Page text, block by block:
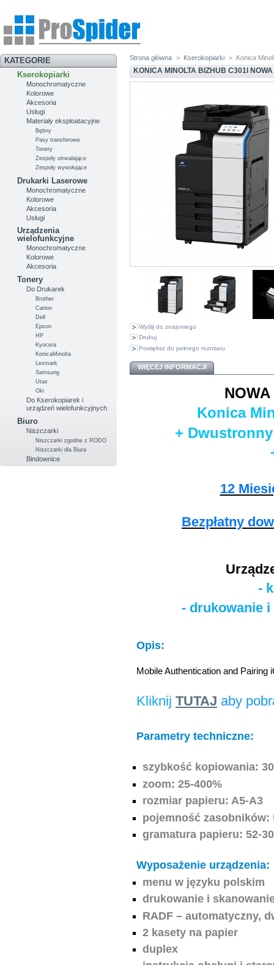
KATEGORIE
Kserokopiarki
Monochromatyczne
Kolorowe
Akcesoria
Usługi
Materiały eksploatacyjne
Bębny
Pasy transferowe
Tonery
Zespoły utrwalające
Zespoły wywołujące
Drukarki Laserowe
Monochromatyczne
Kolorowe
Akcesoria
Usługi
Urządzenia
wielofunkcyjne
Monochromatyczne
Kolorowe
Akcesoria
Tonery
Do Drukarek
Brother
Canon
Dell
Epson
HP
Kyocera
KonicaMinolta
Lexmark
Samsung
Utax
Oki
Do Kserokopiarek i
urządzeń wielofunkcyjnych
Biuro
Niszczarki
Niszczarki zgodne z RODO
Niszczarki dla Biura
Bindownice
Strona główna > Kserokopiarki > Konica
KONICA MINOLTA BIZHUB C301I NOWA
Wyślij do znajomego
Drukuj
Powiększ do pełnego rozmiaru
WIĘCEJ INFORMACJI
NOWA
Konica
+
12
Bezpłatny
-
- drukowanie
Opis:
Mobile Authentication and Pairing
Kliknij TUTAJ aby
Parametry techniczne:
szybkość kopiowania:
zoom: 25-400%
rozmiar papieru: A5-A3
pojemność zasobników:
gramatura papieru: 52-
Wyposażenie urządzenia:
menu w języku polskim
drukowanie i
RADF – automatyczny,
2 kasety na papier
duplex